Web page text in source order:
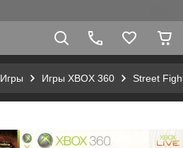
Игры Игры XBOX 360 Street